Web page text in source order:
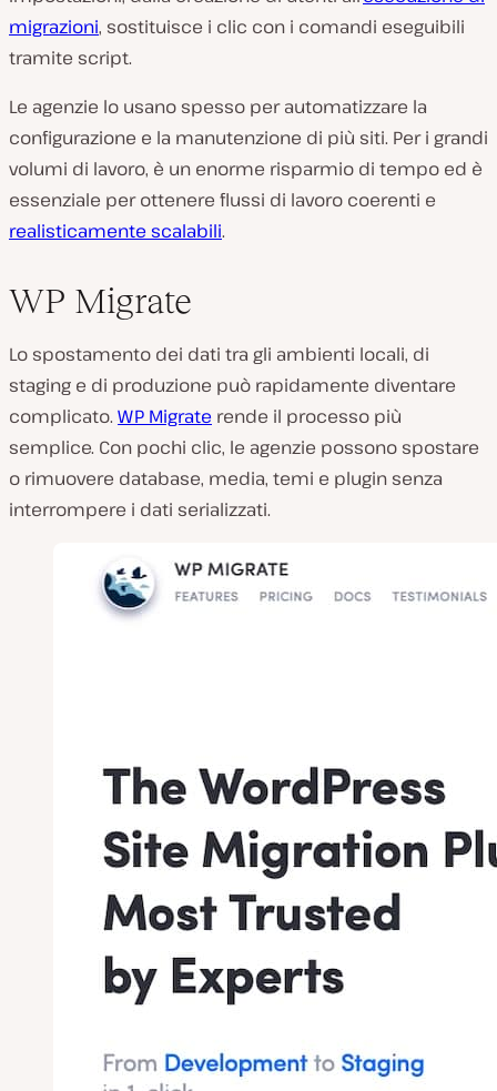
migrazioni, sostituisce i clic con i comandi eseguibili
tramite script.
Le agenzie lo usano spesso per automatizzare la
configurazione e la manutenzione di più siti. Per i grandi
volumi di lavoro, è un enorme risparmio di tempo ed è
essenziale per ottenere flussi di lavoro coerenti e
realisticamente scalabili.
WP Migrate
Lo spostamento dei dati tra gli ambienti locali, di
staging e di produzione può rapidamente diventare
complicato. WP Migrate rende il processo più
semplice. Con pochi clic, le agenzie possono spostare
o rimuovere database, media, temi e plugin senza
interrompere i dati serializzati.